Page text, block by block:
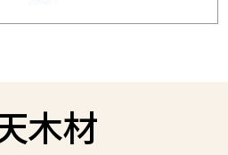
木材